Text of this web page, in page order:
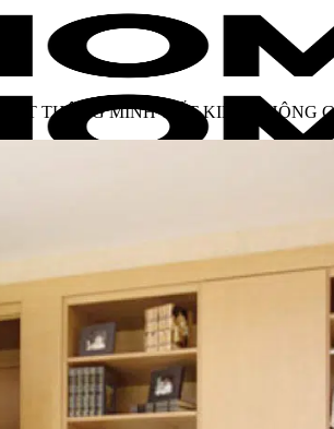
THÔNG MINH TIẾT KIỆM KHÔNG